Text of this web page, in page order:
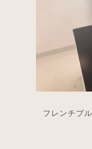
フレンチブ